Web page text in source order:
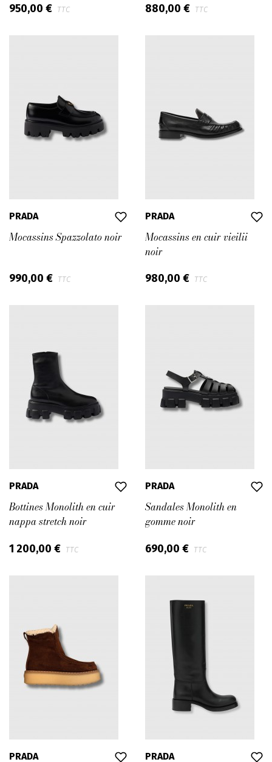
950,00 € TTC 880,00 € TTC
PRADA
Mocassins Spazzolato noir
990,00 € TTC
PRADA
Mocassins en cuir vieilii
noir
980,00 € TTC
PRADA
Bottines Monolith en cuir
nappa stretch noir
1 200,00 € TTC
PRADA
Sandales Monolith en
gomme noir
690,00 € TTC
PRADA PRADA